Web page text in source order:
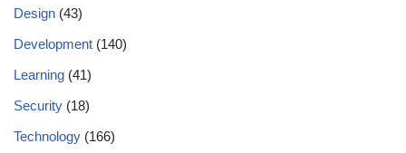
Design (43)
Development (140)
Learning (41)
Security (18)
Technology (166)